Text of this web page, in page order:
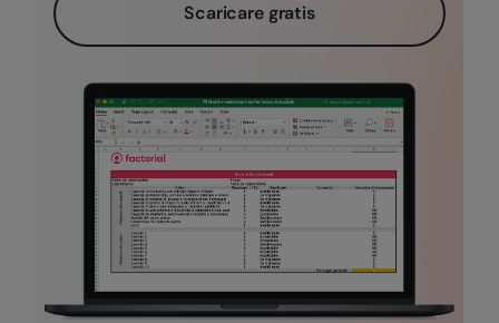
Scaricare gratis